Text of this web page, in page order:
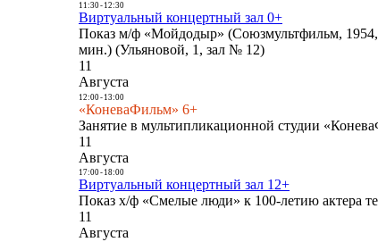
11:30- 12:30
Виртуальный концертный зал 0+
Показ м/ф «Мойдодыр» (Союзмультфильм,
мин.) (Ульяновой, 1, зал № 12)
11
Августа
12:00- 13:00
«КоневаФильм» 6+
Занятие в мультипликационной студии
11
Августа
17:00- 18:00
Виртуальный концертный зал 12+
Показ х/ф «Смелые люди» к 100-летию актера
11
Августа